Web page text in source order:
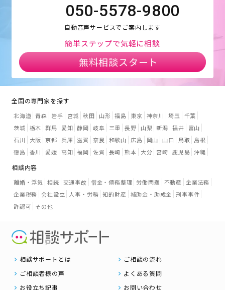
050-5578-9800
自動音声サービスでご案内します
簡単ステップで気軽に相談
無料相談スタート
全国の専門家を探す
北海道 青森 岩手 宮城 秋田 山形 福島 東京 神奈川 埼玉
千葉
茨城 栃木 群馬 愛知 静岡 岐阜 三重 長野 山梨 新潟 福井
富山
石川
大阪 京都 兵庫 滋賀 奈良 和歌山 広島 岡山 山口 鳥取
島根
徳島 香川 愛媛 高知 福岡 佐賀 長崎 熊本 大分 宮崎 鹿児島 沖縄
相談内容
離婚・浮気 相続 交通事故 借金・債務整理 労働問題 不動産 企業法務
企業税務 会社設立 人事・労務 知的財産 補助金・助成金 刑事事件
許認可 その他
相談サポートとは
ご相談の流れ
ご相談者様の声
よくある質問
お役立ち記事
お問い合わせ